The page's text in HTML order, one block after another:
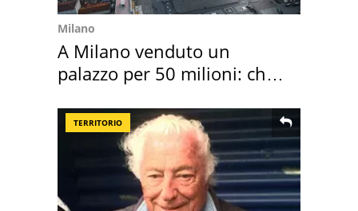
Milano
A Milano venduto un
palazzo per 50 milioni: chi
TERRITORIO